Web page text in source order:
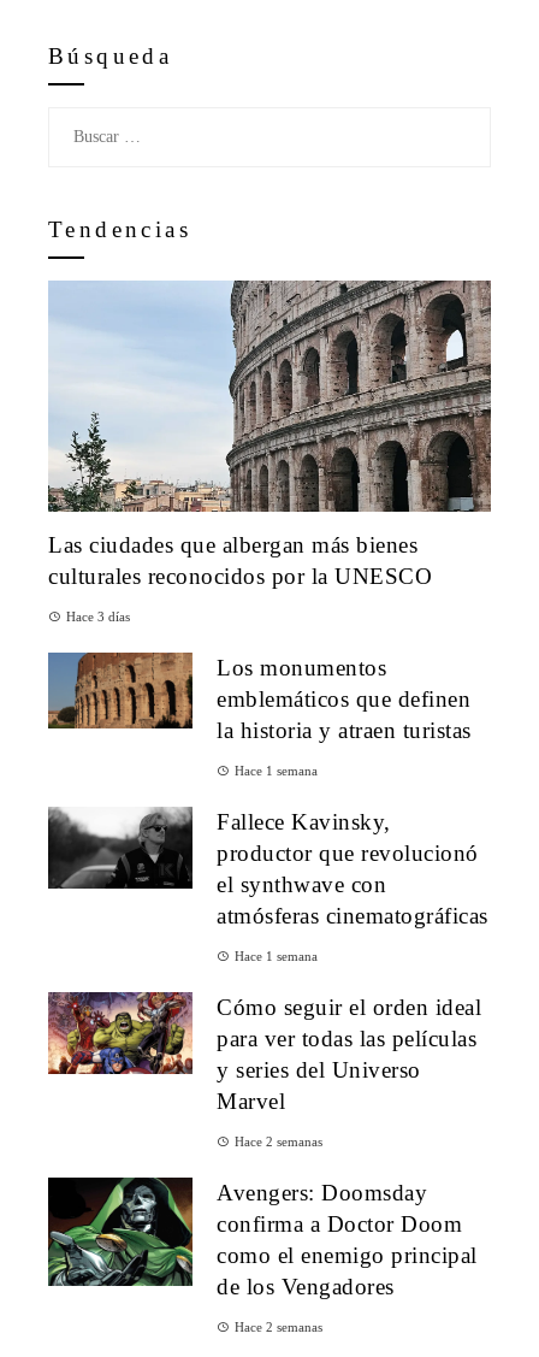
Búsqueda
Tendencias
Las ciudades que albergan más bienes
culturales reconocidos por la UNESCO
Hace 3 días
Los monumentos
emblemáticos que definen
la historia y atraen turistas
Hace 1 semana
Fallece Kavinsky,
productor que revolucionó
el synthwave con
atmósferas cinematográficas
Hace 1 semana
Cómo seguir el orden ideal
para ver todas las películas
y series del Universo
Marvel
Hace 2 semanas
Avengers: Doomsday
confirma a Doctor Doom
como el enemigo principal
de los Vengadores
Hace 2 semanas